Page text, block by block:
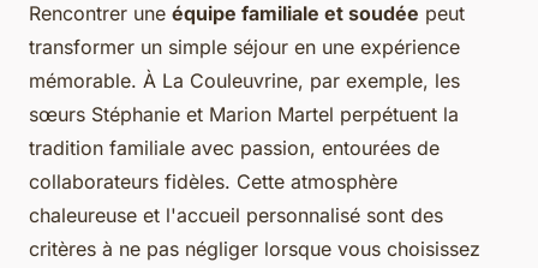
Rencontrer une équipe familiale et soudée peut
transformer un simple séjour en une expérience
mémorable. À La Couleuvrine, par exemple, les
sœurs Stéphanie et Marion Martel perpétuent la
tradition familiale avec passion, entourées de
collaborateurs fidèles. Cette atmosphère
chaleureuse et l'accueil personnalisé sont des
critères à ne pas négliger lorsque vous choisissez